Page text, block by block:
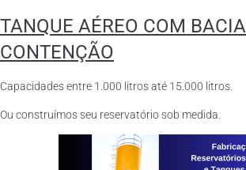
TANQUE AÉREO COM
CONTENÇÃO
Capacidades entre 1.000 litros até 15.000 litros.
Ou construímos seu reservatório sob medida.